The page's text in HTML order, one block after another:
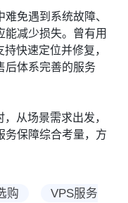
免遇到系统故障、
能减少损失。曾有用
快速定位并修复，
后体系完善的服务
从场景需求出发，
务保障综合考量，方
购
VPS服务